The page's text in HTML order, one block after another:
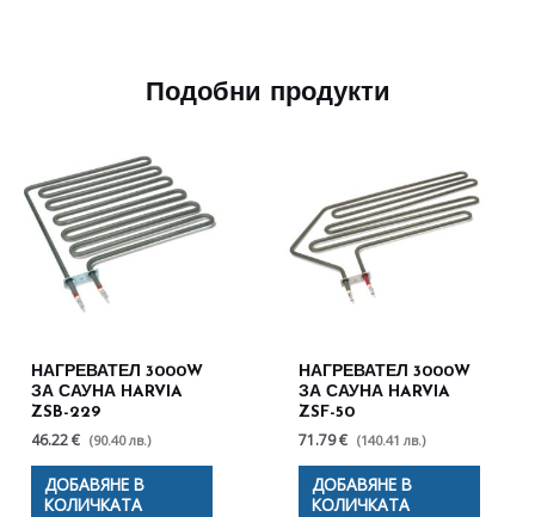
Подобни продукти
НАГРЕВАТЕЛ 3000W
ЗА САУНА HARVIA
ZSB-229
46.22 € (90.40 лв.)
ДОБАВЯНЕ В
КОЛИЧКАТА
НАГРЕВАТЕЛ 3000W
ЗА САУНА HARVIA
ZSF-50
71.79 € (140.41 лв.)
ДОБАВЯНЕ В
КОЛИЧКАТА